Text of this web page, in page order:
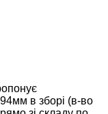
в зборі (в-во